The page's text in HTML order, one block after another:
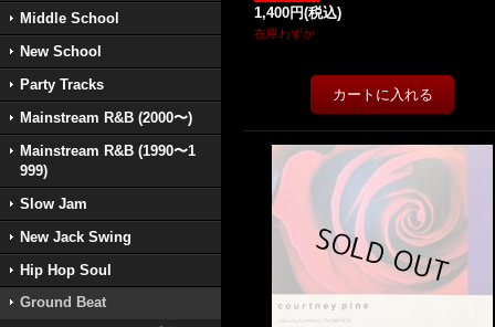
Middle School
New School
Party Tracks
Mainstream R&B (2000〜)
Mainstream R&B (1990〜1
999)
Slow Jam
New Jack Swing
Hip Hop Soul
Ground Beat
1,400円(税込)
在庫わずか